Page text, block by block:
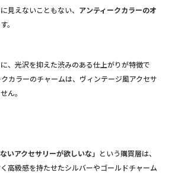
見えないこともない、 アンティークカラーのオ
。
、光沢を抑えた渋みのある仕上がりが特徴で
カラーのチャームは、ヴィンテージ風アクセサ
ん。
いアクセサリーが欲しいな」 という購買層は、
高級感を持たせたシルバーやゴールドチャーム